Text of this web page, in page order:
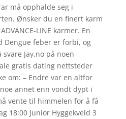
må opphalde seg i
Ønsker du en finert karm
LINE karmer. En
Dengue feber er forbi, og
Jay.no på noen
gratis dating nettsteder
om: – Endre var en altfor
annet enn vondt dypt i
vente til himmelen for å få
18:00 Junior Hyggekveld 3